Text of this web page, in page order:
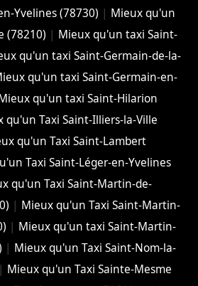
Yvelines (78730) | Mieux qu'un
(78210) | Mieux qu'un taxi Saint-
qu'un taxi Saint-Germain-de-la-
qu'un taxi Saint-Germain-en-
qu'un taxi Saint-Hilarion
qu'un Taxi Saint-Illiers-la-Ville
qu'un Taxi Saint-Lambert
Taxi Saint-Léger-en-Yvelines
qu'un Taxi Saint-Martin-de-
| Mieux qu'un Taxi Saint-Martin-
| Mieux qu'un taxi Saint-Martin-
| Mieux qu'un Taxi Saint-Nom-la-
| Mieux qu'un Taxi Sainte-Mesme